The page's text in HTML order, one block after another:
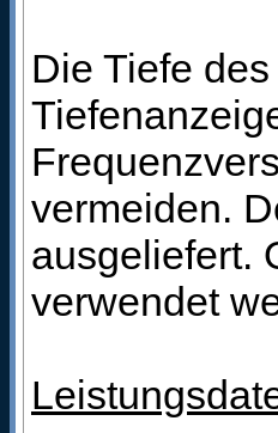
Die Tiefe
vermeiden.
ausgeliefert.
verwendet